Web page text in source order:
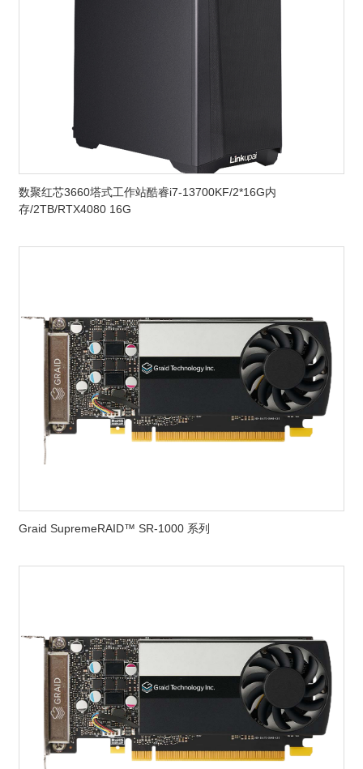
数聚红芯3660塔式工作站酷睿i7-13700KF/2*16G内
存/2TB/RTX4080 16G
Graid SupremeRAID™ SR-1000 系列